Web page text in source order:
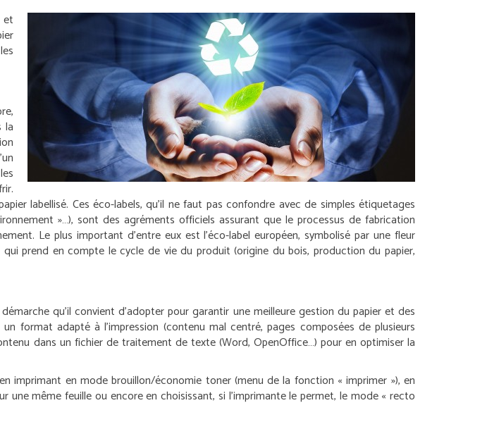
la
labellisé. Ces éco-labels, qu’il ne faut pas confondre avec de simples étiquetages
»…), sont des agréments officiels assurant que le processus de fabrication
Le plus important d’entre eux est l’éco-label européen, symbolisé par une fleur
prend en compte le cycle de vie du produit (origine du bois, production du papier,
qu’il convient d’adopter pour garantir une meilleure gestion du papier et des
format adapté à l’impression (contenu mal centré, pages composées de plusieurs
dans un fichier de traitement de texte (Word, OpenOffice…) pour en optimiser la
imprimant en mode brouillon/économie toner (menu de la fonction « imprimer »), en
même feuille ou encore en choisissant, si l’imprimante le permet, le mode « recto